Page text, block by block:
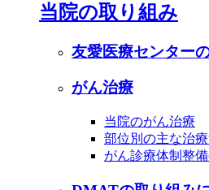
当院の取り組み
友愛医療センター
がん治療
当院のがん治療
部位別の主な治
がん診療体制整